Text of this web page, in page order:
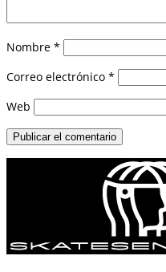
Nombre *
Correo electrónico *
Web